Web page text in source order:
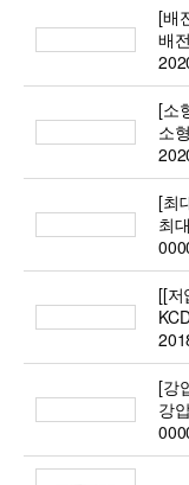
[배
배
[소
소
[최
최
[강
강